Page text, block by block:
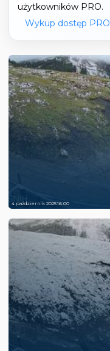
użytkowników PRO.
Wykup dostęp PRO
4 październik 2025 16:00